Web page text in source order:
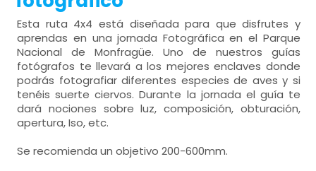
Esta ruta 4x4 está diseñada para que disfrutes y
aprendas en una jornada Fotográfica en el Parque
Nacional de Monfragüe. Uno de nuestros guías
fotógrafos te llevará a los mejores enclaves donde
podrás fotografiar diferentes especies de aves y si
tenéis suerte ciervos. Durante la jornada el guía te
dará nociones sobre luz, composición, obturación,
apertura, Iso, etc.
Se recomienda un objetivo 200-600mm.